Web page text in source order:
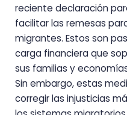
reciente declaración
facilitar las remesas
migrantes. Estos son
carga financiera que
sus familias y
Sin embargo, estas
corregir las injusticias